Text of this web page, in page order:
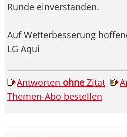
Runde einverstanden.
Auf Wetterbesserung
LG Aqui
Antworten ohne Zitat
Themen-Abo bestellen